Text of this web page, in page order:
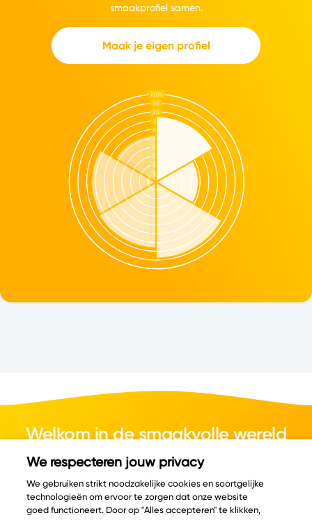
smaakprofiel samen.
Maak je eigen profiel
Welkom in de smaakvolle wereld
van kaas.
We respecteren jouw privacy
We gebruiken strikt noodzakelijke cookies en soortgelijke
technologieën om ervoor te zorgen dat onze website
goed functioneert. Door op "Alles accepteren" te klikken,